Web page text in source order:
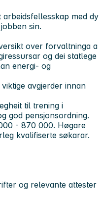
med dy
sin.
over forvaltninga a
og dei statlege
energi- og
avgjerder innan
til trening i
god pensjonsordning.
- 870 000. Høgare
kvalifiserte søkarar.
og relevante attester